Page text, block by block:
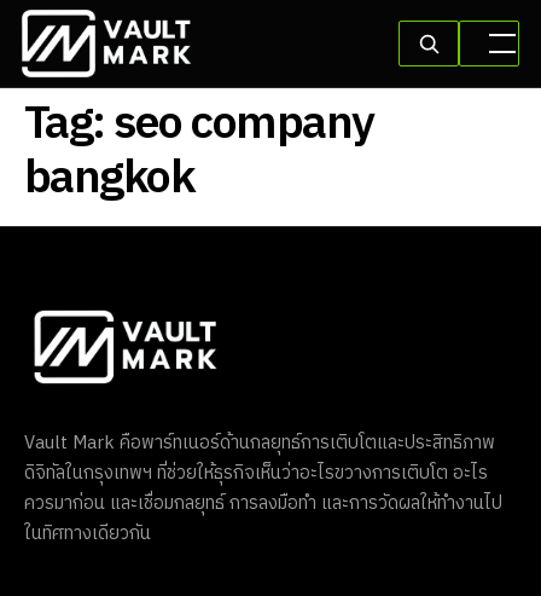
Tag:seo company
bangkok
Vault Mark คือพาร์ทเนอร์ด้านกลยุทธ์การเติบโตและประสิทธิภาพ
ดิจิทัลในกรุงเทพฯ ที่ช่วยให้ธุรกิจเห็นว่าอะไรขวางการเติบโต อะไร
ควรมาก่อน และเชื่อมกลยุทธ์ การลงมือทำ และการวัดผลให้ทำงานไป
ในทิศทางเดียวกัน